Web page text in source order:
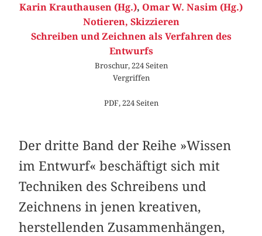
Karin Krauthausen (Hg.), Omar W. Nasim (Hg.)
Notieren, Skizzieren
Schreiben und Zeichnen als Verfahren des
Entwurfs
Broschur, 224 Seiten
Vergriffen
PDF, 224 Seiten
Der dritte Band der Reihe »Wissen
im Entwurf« ­beschäftigt sich mit
Techniken des Schreibens und
Zeichnens in jenen kreativen,
herstellenden Zusammenhängen,